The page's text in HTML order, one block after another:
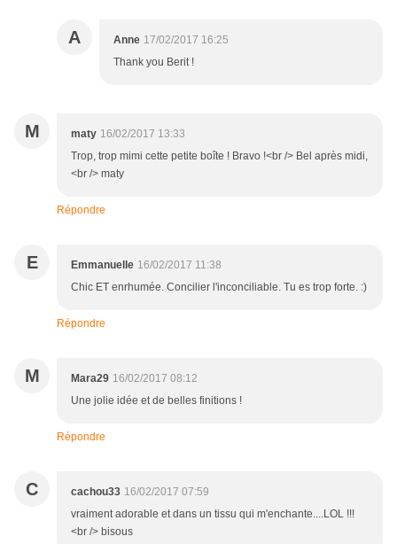
A Anne 17/02/2017 16:25
Thank you Berit !
M maty 16/02/2017 13:33
Trop, trop mimi cette petite boîte ! Bravo !<br /> Bel après midi,
<br /> maty
Répondre
E Emmanuelle 16/02/2017 11:38
Chic ET enrhumée. Concilier l'inconciliable. Tu es trop forte. :)
Répondre
M Mara29 16/02/2017 08:12
Une jolie idée et de belles finitions !
Répondre
C cachou33 16/02/2017 07:59
vraiment adorable et dans un tissu qui m'enchante....LOL !!!
<br /> bisous